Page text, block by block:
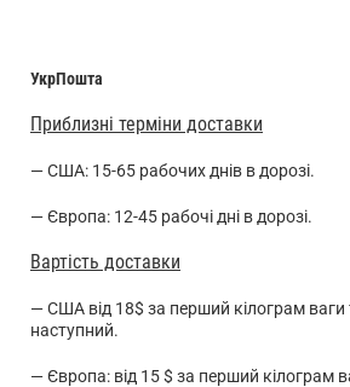
УкрПошта
Приблизні терміни доставки
— США: 15-65 рабочих днів в дорозі.
— Європа: 12-45 рабочі дні в дорозі.
Вартість доставки
— США від 18$ за перший кілограм ваги
наступний.
— Європа: від 15 $ за перший кілограм